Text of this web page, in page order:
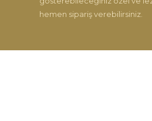
hemen sipariş verebilirsiniz.